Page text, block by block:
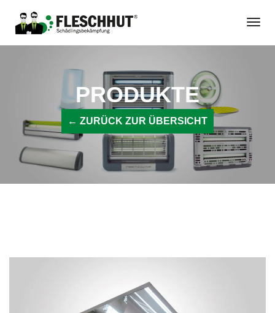
Inhalt
springen
PRODUKTE
← ZURÜCK ZUR ÜBERSICHT